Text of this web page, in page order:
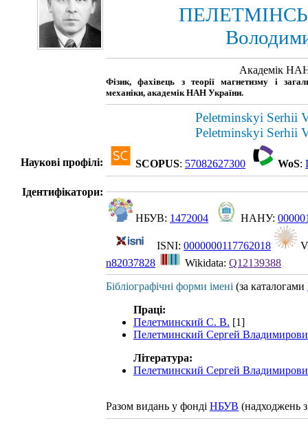
Академік
Фізик, фахівець з теорії магнетизму і
механіки, академік НАН України.
Peletminskyi Serhii
Peletminskyi Serhii
Наукові профілі: SCOPUS: 57082627300 WoS:
Ідентифікатори:
НБУВ: 1472004 НАНУ:
ISNI: 0000000117762018
n82037828
Wikidata: Q12139388
Бібліографічні форми імені (за каталогами
Праці:
Пелетминский С. В. [1]
Пелетминский Сергей
Література:
Пелетминский Сергей
Разом видань у фонді НБУВ (надходжень